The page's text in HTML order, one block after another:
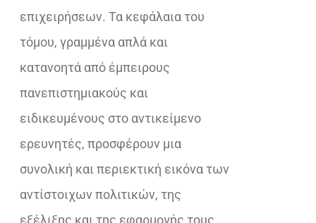
επιχειρήσεων. Τα κεφάλαια του
τόμου, γραμμένα απλά και
κατανοητά από έμπειρους
πανεπιστημιακούς και
ειδικευμένους στο αντικείμενο
ερευνητές, προσφέρουν μια
συνολική και περιεκτική εικόνα των
αντίστοιχων πολιτικών, της
εξέλιξης και της εφαρμογής τους.